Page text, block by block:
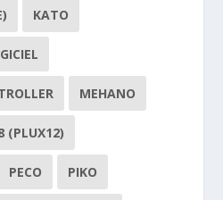
KATO
MEHANO
(PLUX12)
PECO PIKO